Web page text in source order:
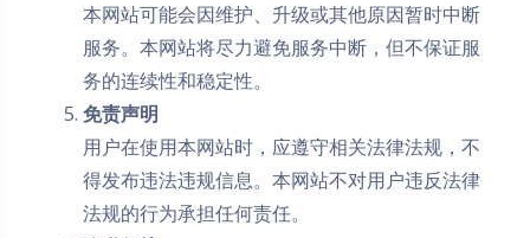
夜间模式
Sans Serif Serif
本网站可能会因维护、升级或其他原因暂时中断
服务。本网站将尽力避免服务中断，但不保证服
务的连续性和稳定性。
免责声明
用户在使用本网站时，应遵守相关法律法规，不
得发布违法违规信息。本网站不对用户违反法律
法规的行为承担任何责任。